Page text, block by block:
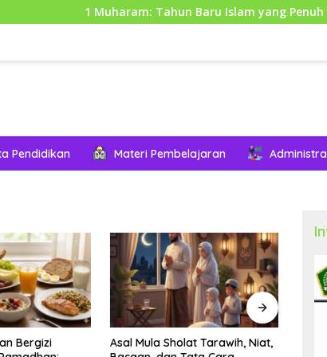
1 Muharam: Tahun Baru Islam yang Penuh Makna dan
Pendidikan Materi Pembelajaran
Tarawih, Niat,
Niat puasa Ramadhan (malam